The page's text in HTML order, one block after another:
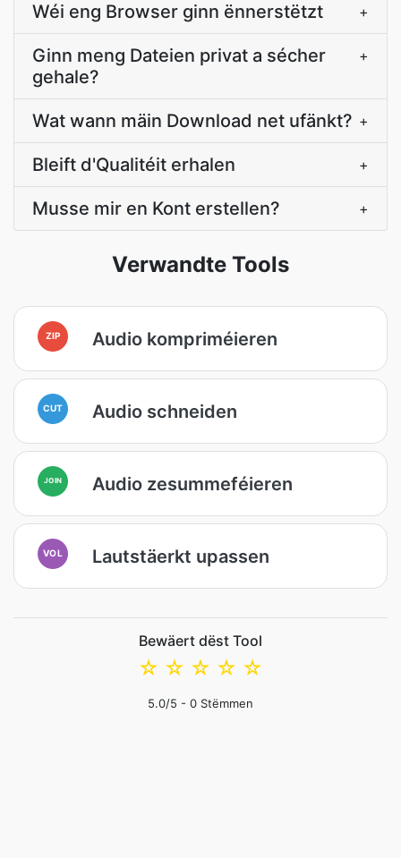
Wéi eng Browser ginn ënnerstëtzt +
Ginn meng Dateien privat a sécher
gehale?
+
Wat wann mäin Download net ufänkt? +
Bleift d'Qualitéit erhalen +
Musse mir en Kont erstellen? +
Verwandte Tools
ZIP Audio kompriméieren
CUT Audio schneiden
JOIN Audio zesummeféieren
VOL Lautstäerkt upassen
Bewäert dëst Tool
☆
☆
☆
☆
☆
5.0/5 - 0 Stëmmen